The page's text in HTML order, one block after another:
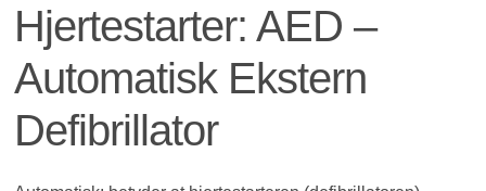
Hjertestarter: AED –
Automatisk Ekstern
Defibrillator